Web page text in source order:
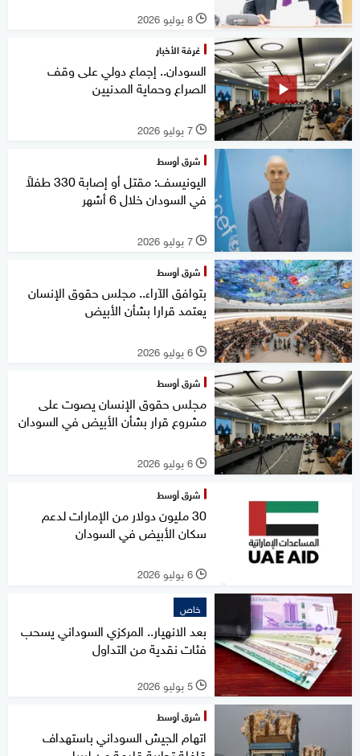
l 8 يوليو 2026
غرفة الأخبار
السودان.. إجماع دولي على وقف
الصراع وحماية المدنيين
l 7 يوليو 2026
شرق أوسط
اليونيسف: مقتل أو إصابة 330 طفلاً
في السودان خلال 6 أشهر
l 7 يوليو 2026
شرق أوسط
بتوافق الآراء.. مجلس حقوق الإنسان
يعتمد قرارا بشأن الأبيض
l 6 يوليو 2026
شرق أوسط
مجلس حقوق الإنسان يصوت على
مشروع قرار بشأن الأبيض في السودان
l 6 يوليو 2026
شرق أوسط
30 مليون دولار من الإمارات لدعم
سكان الأبيض في السودان
l 6 يوليو 2026
خاص
بعد الانهيار.. المركزي السوداني يسحب
فئات نقدية من التداول
l 5 يوليو 2026
شرق أوسط
اتهام الجيش السوداني باستهداف